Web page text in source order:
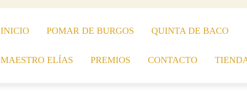
INICIO POMAR DE BURGOS QUINTA DE BACO
MAESTRO ELÍAS PREMIOS CONTACTO